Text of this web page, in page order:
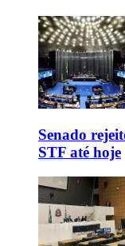
Senado
STF até hoje